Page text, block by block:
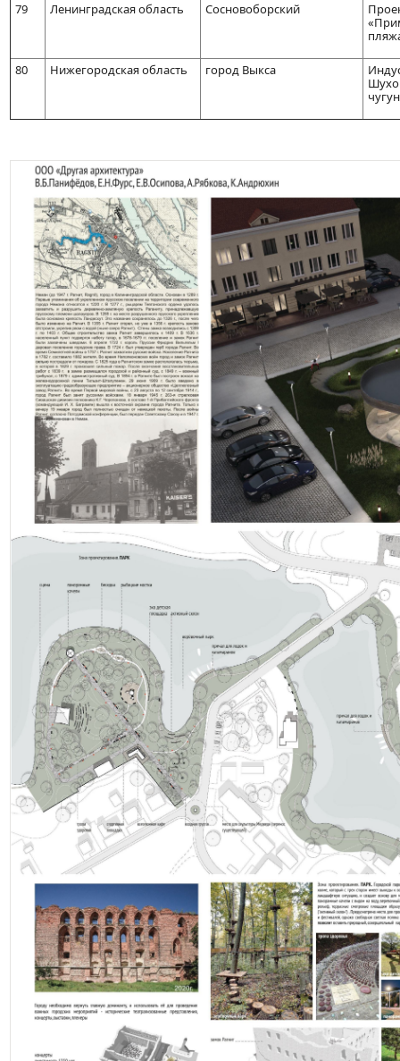
79 Ленинградская область Сосновоборский
80 Нижегородская область город Выкса